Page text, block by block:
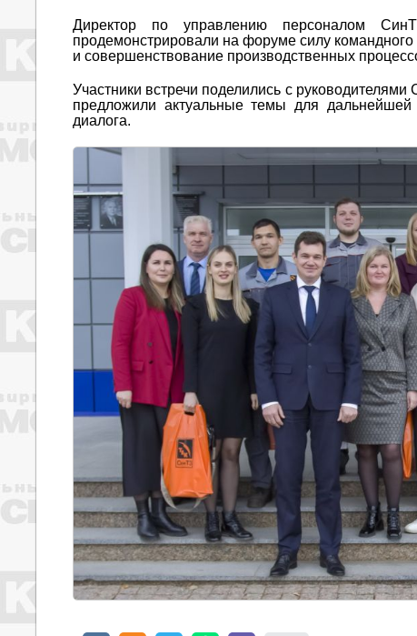
Директор по управлению персоналом
продемонстрировали на форуме силу
и совершенствование производственных
Участники встречи поделились с
предложили актуальные темы для
диалога.